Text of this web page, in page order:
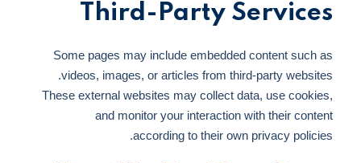
Third-Party Services
Some pages may include embedded content such as
videos, images, or articles from third-party websites.
These external websites may collect data, use cookies,
and monitor your interaction with their content
according to their own privacy policies.